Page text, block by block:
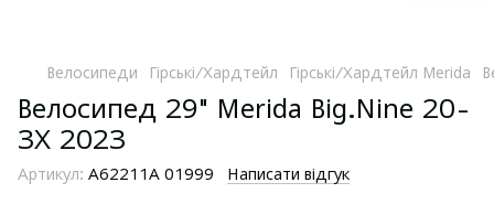
Велосипеди Гірські/Хардтейл Гірські/Хардтейл Merida
Велосипед 29" Merida Big.Nine 20-
3X 2023
Артикул: A62211A 01999 Написати відгук